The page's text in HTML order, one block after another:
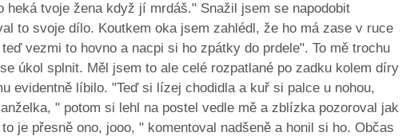
heká tvoje žena když jí mrdáš." Snažil jsem se napodobit
to svoje dílo. Koutkem oka jsem zahlédl, že ho má zase v ruce
vezmi to hovno a nacpi si ho zpátky do prdele". To mě trochu
úkol splnit. Měl jsem to ale celé rozpatlané po zadku kolem díry
evidentně líbilo. "Teď si lízej chodidla a kuř si palce u nohou,
" potom si lehl na postel vedle mě a zblízka pozoroval jak
je přesně ono, jooo, " komentoval nadšeně a honil si ho. Občas